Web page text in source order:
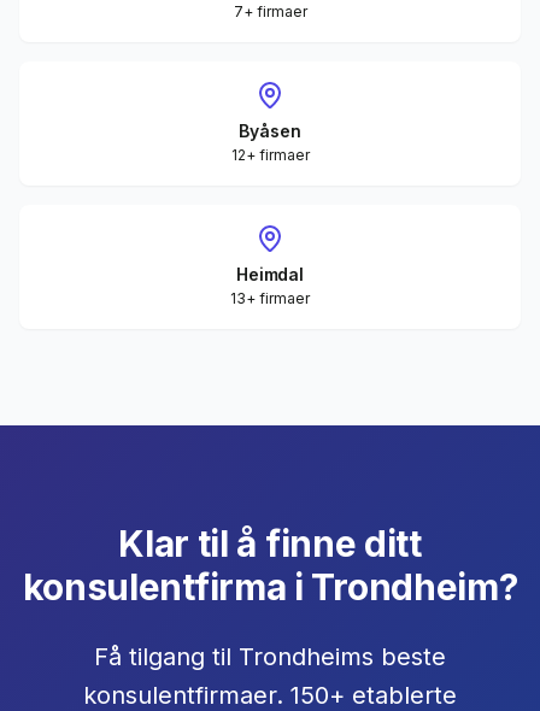
7+ firmaer
Byåsen
12+ firmaer
Heimdal
13+ firmaer
Klar til å finne ditt
konsulentfirma i Trondheim?
Få tilgang til Trondheims beste
konsulentfirmaer. 150+ etablerte